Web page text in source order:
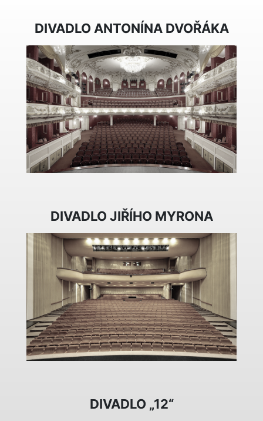
DIVADLO ANTONÍNA DVOŘÁKA
DIVADLO JIŘÍHO MYRONA
DIVADLO „12“